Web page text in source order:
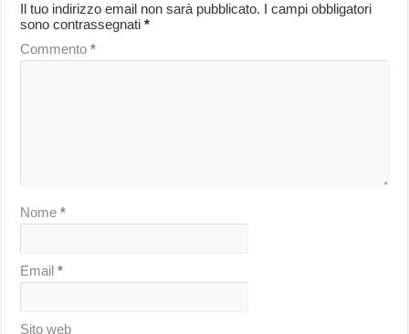
Il tuo indirizzo email non sarà pubblicato. I campi obbligatori
sono contrassegnati*
Commento*
Nome*
Email*
Sito web